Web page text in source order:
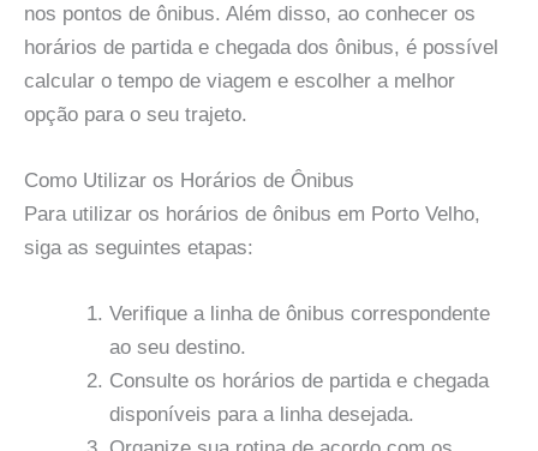
nos pontos de ônibus. Além disso, ao conhecer os
horários de partida e chegada dos ônibus, é possível
calcular o tempo de viagem e escolher a melhor
opção para o seu trajeto.
Como Utilizar os Horários de Ônibus
Para utilizar os horários de ônibus em Porto Velho,
siga as seguintes etapas:
Verifique a linha de ônibus correspondente
ao seu destino.
Consulte os horários de partida e chegada
disponíveis para a linha desejada.